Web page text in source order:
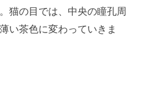
猫の目では、中央の瞳孔周
い茶色に変わっていきま